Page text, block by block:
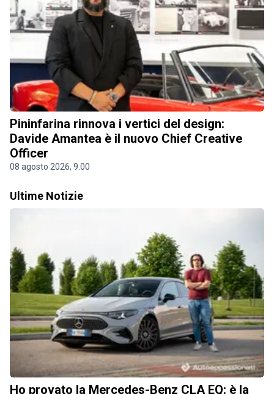
Pininfarina rinnova i vertici del design:
Davide Amantea è il nuovo Chief Creative
Officer
08 agosto 2026, 9.00
Ultime Notizie
Ho provato la Mercedes-Benz CLA EQ: è la